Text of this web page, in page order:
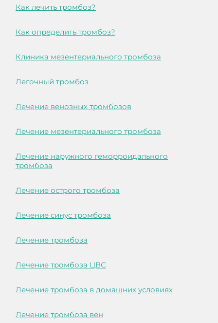
Как лечить тромбоз?
Как определить тромбоз?
Клиника мезентериального тромбоза
Легочный тромбоз
Лечение венозных тромбозов
Лечение мезентериального тромбоза
Лечение наружного геморроидального
тромбоза
Лечение острого тромбоза
Лечение синус тромбоза
Лечение тромбоза
Лечение тромбоза ЦВС
Лечение тромбоза в домашних условиях
Лечение тромбоза вен